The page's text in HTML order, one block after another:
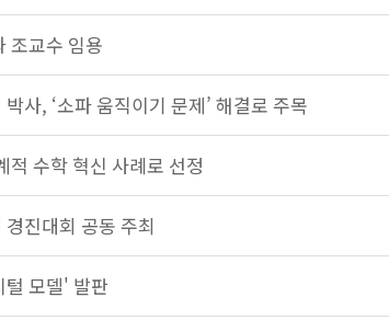
조교수 임용
사, ‘소파 움직이기 문제’ 해결로 주목
수학 혁신 사례로 선정
진대회 공동 주최
모델' 발판